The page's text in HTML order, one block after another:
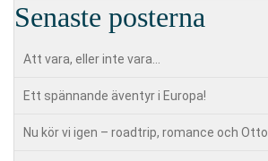
Senaste posterna
Att vara, eller inte vara…
Ett spännande äventyr i Europa!
Nu kör vi igen – roadtrip, romance och Otto